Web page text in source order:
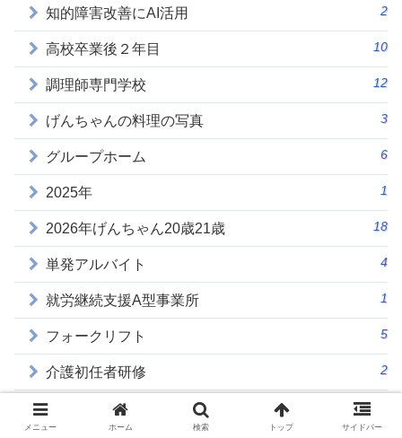
知的障害改善にAI活用 2
高校卒業後２年目 10
調理師専門学校 12
げんちゃんの料理の写真 3
グループホーム 6
2025年 1
2026年げんちゃん20歳21歳 18
単発アルバイト 4
就労継続支援A型事業所 1
フォークリフト 5
介護初任者研修 2
高校卒業後3年目
メニュー ホーム 検索 トップ サイドバー